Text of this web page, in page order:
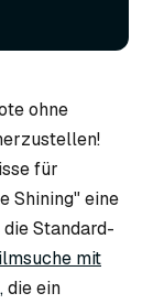
ohne
für
Shining" eine
Standard-
mit
die ein